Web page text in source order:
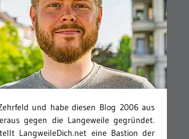
und habe diesen Blog 2006 aus
gegen die Langeweile gegründet.
LangweileDich.net eine Bastion der